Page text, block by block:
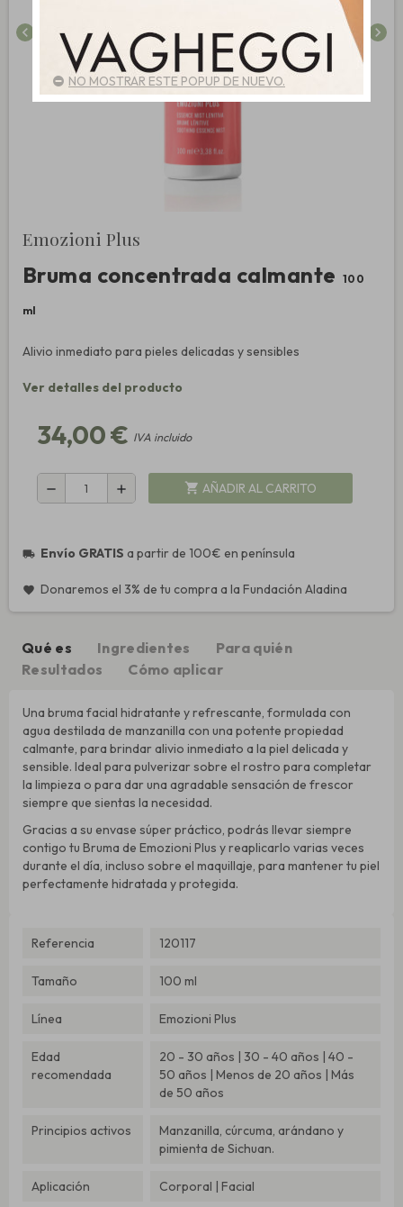
chevron_left chevron_right
Emozioni Plus
Bruma concentrada calmante 100
ml
Alivio inmediato para pieles delicadas y sensibles
Ver detalles del producto
34,00 € IVA incluido
remove add shopping_cart AÑADIR AL CARRITO
local_shipping Envío GRATIS a partir de 100€ en península
favorite Donaremos el 3% de tu compra a la Fundación Aladina
Qué es Ingredientes
Para quién
Resultados
Cómo aplicar
Una bruma facial hidratante y refrescante, formulada con
agua destilada de manzanilla con una potente propiedad
calmante, para brindar alivio inmediato a la piel delicada y
sensible. Ideal para pulverizar sobre el rostro para completar
la limpieza o para dar una agradable sensación de frescor
siempre que sientas la necesidad.
Gracias a su envase súper práctico, podrás llevar siempre
contigo tu Bruma de Emozioni Plus y reaplicarlo varias veces
durante el día, incluso sobre el maquillaje, para mantener tu piel
perfectamente hidratada y protegida.
Referencia 120117
Tamaño 100 ml
Línea Emozioni Plus
Edad
recomendada
20 - 30 años | 30 - 40 años | 40 -
50 años | Menos de 20 años | Más
de 50 años
Principios activos
Manzanilla, cúrcuma, arándano y
pimienta de Sichuan.
Aplicación Corporal | Facial
NO MOSTRAR ESTE POPUP DE NUEVO.